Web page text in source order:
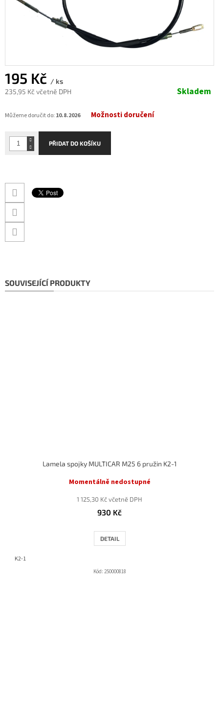
195 Kč / ks
235,95 Kč včetně DPH
cena:
Skladem
Můžeme doručit do: 10.8.2026 Možnosti doručení
PŘIDAT DO KOŠÍKU
SOUVISEJÍCÍ PRODUKTY
Lamela spojky MULTICAR M25 6 pružin K2-1
Momentálně nedostupné
1 125,30 Kč včetně DPH
930 Kč
DETAIL
K2-1
Kód: 250000818